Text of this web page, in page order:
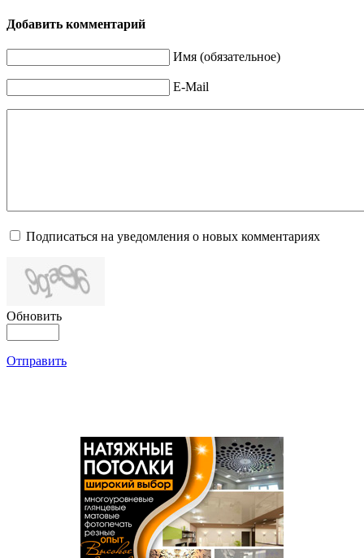
Добавить комментарий
Имя (обязательное)
E-Mail
Подписаться на уведомления о новых комментариях
Обновить
Отправить